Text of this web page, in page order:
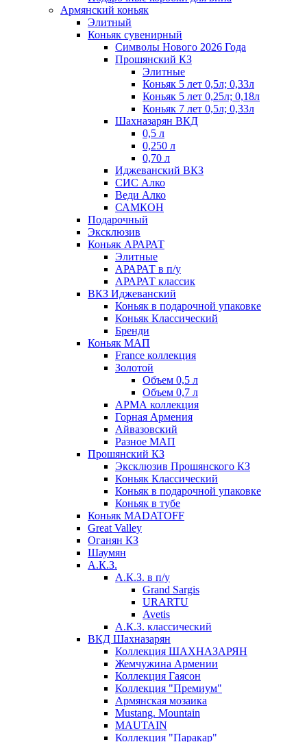
Армянский коньяк
Элитный
Коньяк сувенирный
Символы Нового 2026 Года
Прошянский КЗ
Элитные
Коньяк 5 лет 0,5л; 0,33л
Коньяк 5 лет 0,25л; 0,18л
Коньяк 7 лет 0,5л; 0,33л
Шахназарян ВКД
0,5 л
0,250 л
0,70 л
Иджеванский ВКЗ
СИС Алко
Веди Алко
САМКОН
Подарочный
Эксклюзив
Коньяк АРАРАТ
Элитные
АРАРАТ в п/у
АРАРАТ классик
ВКЗ Иджеванский
Коньяк в подарочной упаковке
Коньяк Классический
Бренди
Коньяк МАП
France коллекция
Золотой
Объем 0,5 л
Объем 0,7 л
АРМА коллекция
Горная Армения
Айвазовский
Разное МАП
Прошянский КЗ
Эксклюзив Прошянского КЗ
Коньяк Классический
Коньяк в подарочной упаковке
Коньяк в тубе
Коньяк MADATOFF
Great Valley
Оганян КЗ
Шаумян
А.К.З.
А.К.З. в п/у
Grand Sargis
URARTU
Avetis
А.К.З. классический
ВКД Шахназарян
Коллекция ШАХНАЗАРЯН
Жемчужина Армении
Коллекция Гаясон
Коллекция "Премиум"
Армянская мозаика
Mustang. Mountain
MAUTAIN
Коллекция "Паракар"